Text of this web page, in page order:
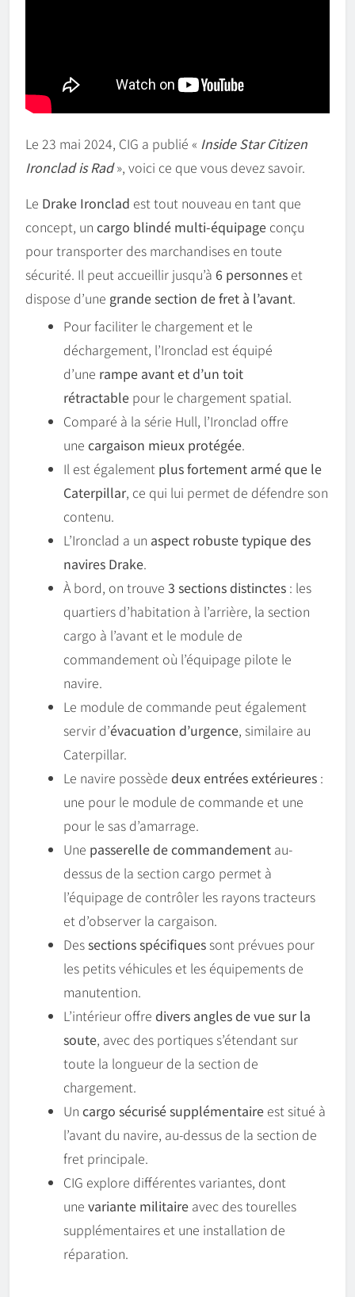
Le 23 mai 2024, CIG a publié « Inside Star Citizen
Ironclad is Rad», voici ce que vous devez savoir.
Le Drake Ironclad est tout nouveau en tant que
concept, un cargo blindé multi-équipage conçu
pour transporter des marchandises en toute
sécurité. Il peut accueillir jusqu’à 6 personnes et
dispose d’une grande section de fret à l’avant.
Pour faciliter le chargement et le
déchargement, l’Ironclad est équipé
d’une rampe avant et d’un toit
rétractable pour le chargement spatial.
Comparé à la série Hull, l’Ironclad offre
une cargaison mieux protégée.
Il est également plus fortement armé que le
Caterpillar, ce qui lui permet de défendre son
contenu.
L’Ironclad a un aspect robuste typique des
navires Drake.
À bord, on trouve 3 sections distinctes : les
quartiers d’habitation à l’arrière, la section
cargo à l’avant et le module de
commandement où l’équipage pilote le
navire.
Le module de commande peut également
servir d’évacuation d’urgence, similaire au
Caterpillar.
Le navire possède deux entrées extérieures :
une pour le module de commande et une
pour le sas d’amarrage.
Une passerelle de commandement au-
dessus de la section cargo permet à
l’équipage de contrôler les rayons tracteurs
et d’observer la cargaison.
Dessections spécifiques sont prévues pour
les petits véhicules et les équipements de
manutention.
L’intérieur offre divers angles de vue sur la
soute, avec des portiques s’étendant sur
toute la longueur de la section de
chargement.
Un cargo sécurisé supplémentaire est situé à
l’avant du navire, au-dessus de la section de
fret principale.
CIG explore différentes variantes, dont
une variante militaire avec des tourelles
supplémentaires et une installation de
réparation.